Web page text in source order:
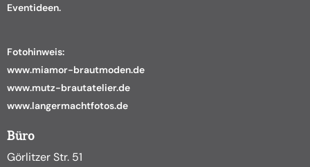
Eventideen.
Fotohinweis:
www.miamor-brautmoden.de
www.mutz-brautatelier.de
www.langermachtfotos.de
Büro
Görlitzer Str. 51